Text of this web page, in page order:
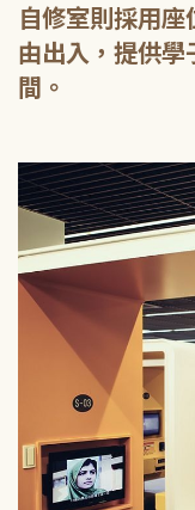
自修室則採用
由出入，提供
間。